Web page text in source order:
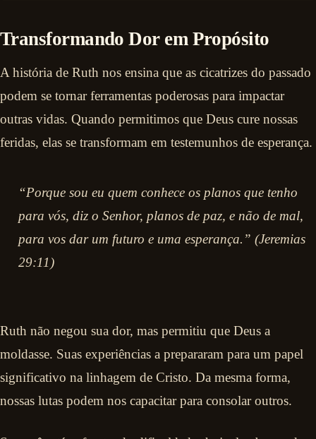
Transformando Dor em Propósito
A história de Ruth nos ensina que as cicatrizes do passado
podem se tornar ferramentas poderosas para impactar
outras vidas. Quando permitimos que Deus cure nossas
feridas, elas se transformam em testemunhos de esperança.
“Porque sou eu quem conhece os planos que tenho
para vós, diz o Senhor, planos de paz, e não de mal,
para vos dar um futuro e uma esperança.” (Jeremias
29:11)
Ruth não negou sua dor, mas permitiu que Deus a
moldasse. Suas experiências a prepararam para um papel
significativo na linhagem de Cristo. Da mesma forma,
nossas lutas podem nos capacitar para consolar outros.